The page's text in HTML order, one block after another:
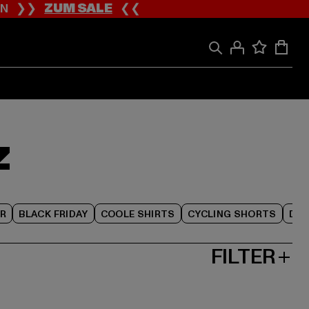
❯❯ZUM SALE❮❮
BLACK FRIDAY COOLE SHIRTS CYCLING SHORTS
FILTER